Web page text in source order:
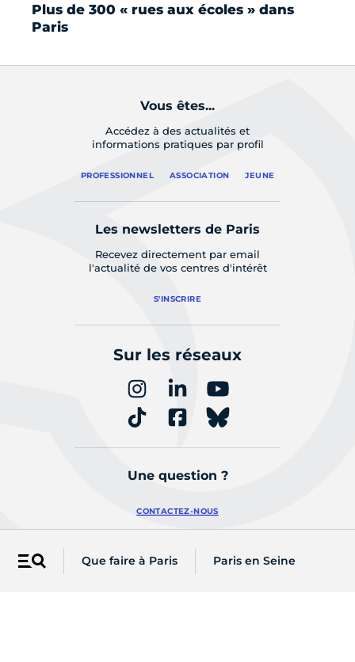
Menu Que faire à Paris Paris en Seine
Plus de 300 « rues aux écoles » dans
Paris
Vous êtes...
Accédez à des actualités et
informations pratiques par profil
PROFESSIONNEL ASSOCIATION JEUNE
Les newsletters de Paris
Recevez directement par email
l'actualité de vos centres d'intérêt
S'INSCRIRE
Sur les réseaux
Une question ?
CONTACTEZ-NOUS